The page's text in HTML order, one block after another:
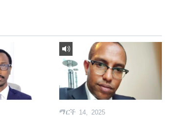
ማርች 14, 2025